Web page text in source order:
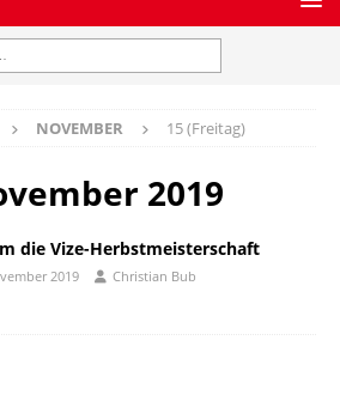
NOVEMBER 15 (Freitag)
2019
die Vize-Herbstmeisterschaft
2019 Christian Bub